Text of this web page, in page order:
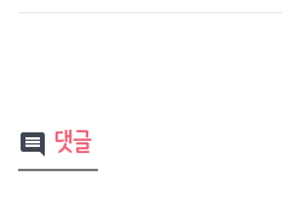
comment 댓글